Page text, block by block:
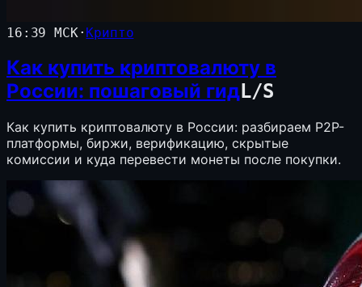
16:39 МСК · Крипто
Как купить криптовалюту в
России: пошаговый гид L/S
Как купить криптовалюту в России: разбираем P2P-
платформы, биржи, верификацию, скрытые
комиссии и куда перевести монеты после покупки.